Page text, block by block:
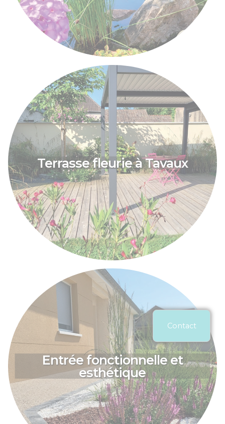
Contact
Terrasse fleurie à Tavaux
Entrée fonctionnelle et
esthétique